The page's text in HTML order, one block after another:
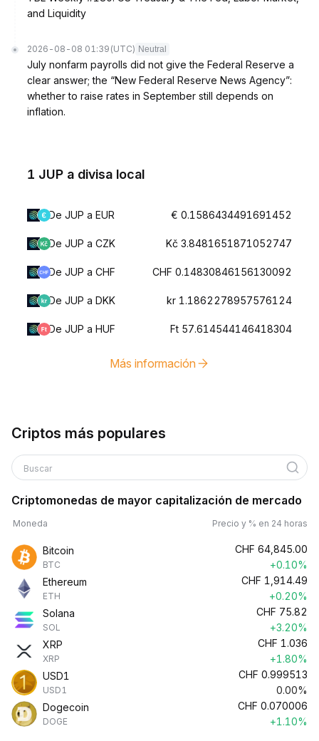
and Liquidity
2026-08-08 01:39 (UTC) Neutral
July nonfarm payrolls did not give the Federal Reserve a
clear answer; the “New Federal Reserve News Agency”:
whether to raise rates in September still depends on
inflation.
1 JUP a divisa local
De JUP a EUR € 0.1586434491691452
De JUP a CZK Kč 3.8481651871052747
De JUP a CHF CHF 0.14830846156130092
De JUP a DKK kr 1.1862278957576124
De JUP a HUF Ft 57.614544146418304
Más información
Criptos más populares
Buscar
Criptomonedas de mayor capitalización de mercado
Moneda Precio y % en 24 horas
Bitcoin
BTC
CHF 64,845.00
+0.10%
Ethereum
ETH
CHF 1,914.49
+0.20%
Solana
SOL
CHF 75.82
+3.20%
XRP
XRP
CHF 1.036
+1.80%
USD1
USD1
CHF 0.999513
0.00%
Dogecoin
DOGE
CHF 0.070006
+1.10%